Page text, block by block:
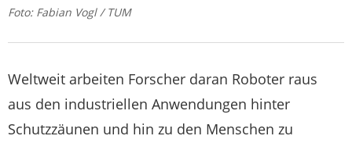
Foto: Fabian Vogl / TUM
Weltweit arbeiten Forscher daran Roboter raus
aus den industriellen Anwendungen hinter
Schutzzäunen und hin zu den Menschen zu